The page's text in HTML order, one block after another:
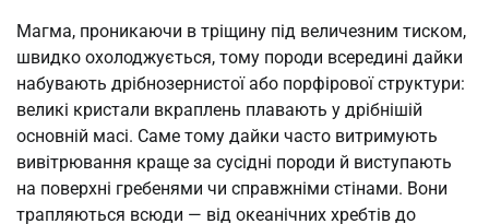
Магма, проникаючи в тріщину під величезним тиском,
швидко охолоджується, тому породи всередині дайки
набувають дрібнозернистої або порфірової структури:
великі кристали вкраплень плавають у дрібнішій
основній масі. Саме тому дайки часто витримують
вивітрювання краще за сусідні породи й виступають
на поверхні гребенями чи справжніми стінами. Вони
трапляються всюди — від океанічних хребтів до